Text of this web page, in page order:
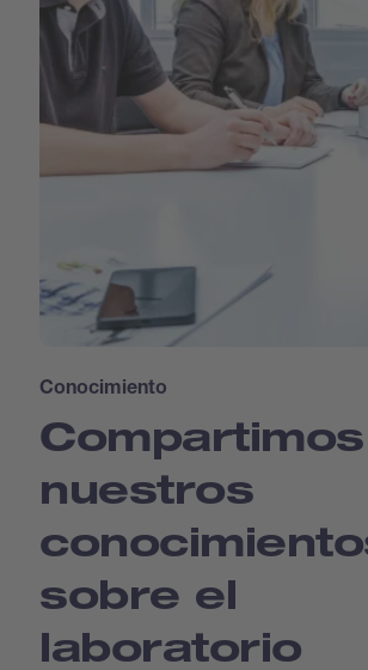
Conocimiento
Compartimos
nuestros
sobre el
laboratorio